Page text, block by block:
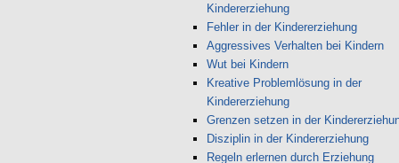
Kindererziehung
Fehler in der Kindererziehung
Aggressives Verhalten bei Kindern
Wut bei Kindern
Kreative Problemlösung in der
Kindererziehung
Grenzen setzen in der
Disziplin in der Kindererziehung
Regeln erlernen durch Erziehung